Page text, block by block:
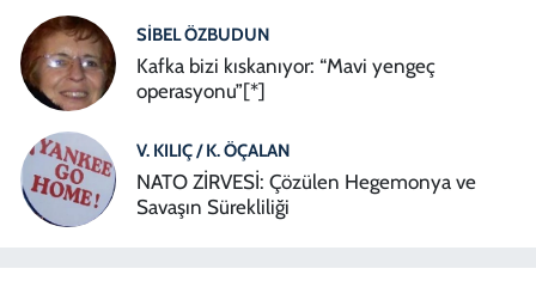
SIBEL ÖZBUDUN
Kafka bizi kıskanıyor: “Mavi yengeç
operasyonu”[*]
V. KILIÇ / K. ÖÇALAN
NATO ZİRVESİ: Çözülen Hegemonya ve
Savaşın Sürekliliği